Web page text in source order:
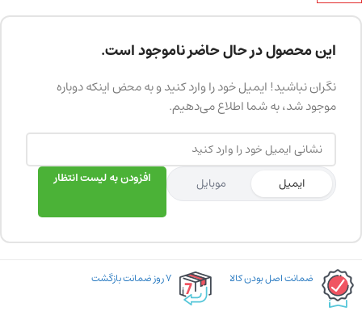
این محصول در حال حاضر ناموجود است.
نگران نباشید! ایمیل خود را وارد کنید و به محض اینکه دوباره
موجود شد، به شما اطلاع می‌دهیم.
ایمیل موبایل افزودن به لیست انتظار
ضمانت اصل بودن کالا ۷ روز ضمانت بازگشت